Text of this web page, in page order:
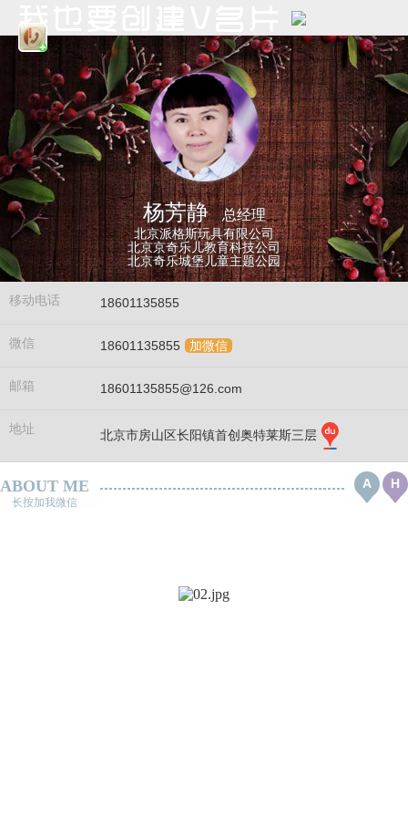
杨芳静 总经理
北京派格斯玩具有限公司
北京京奇乐儿教育科技公司
北京奇乐城堡儿童主题公园
移动电话 18601135855
微信 18601135855 加微信
邮箱 18601135855@126.com
地址 北京市房山区长阳镇首创奥特莱斯三层
ABOUT ME
长按加我微信
A H